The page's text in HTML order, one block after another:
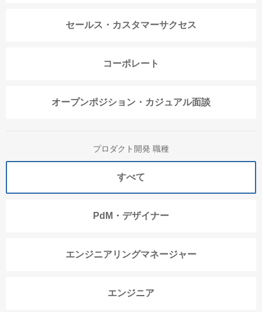
セールス・カスタマーサクセス
コーポレート
オープンポジション・カジュアル面談
プロダクト開発 職種
すべて
PdM・デザイナー
エンジニアリングマネージャー
エンジニア